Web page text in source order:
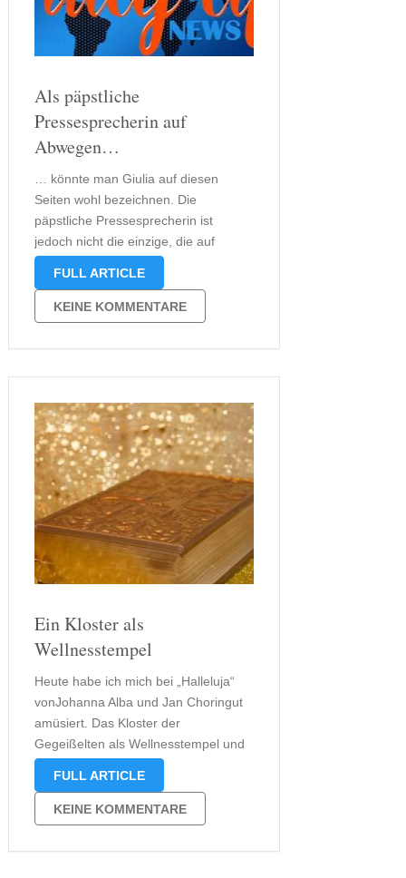
Als päpstliche
Pressesprecherin auf
Abwegen…
… könnte man Giulia auf diesen
Seiten wohl bezeichnen. Die
päpstliche Pressesprecherin ist
jedoch nicht die einzige, die auf
Abwegen zu sein scheint auch Papst
Francesco haben scheinbar
Probleme. Irgendwie erscheint es mir
auch so sein, dass Francesco mit sich
FULL ARTICLE
KEINE KOMMENTARE
Ein Kloster als
Wellnesstempel
Heute habe ich mich bei „Halleluja“
vonJohanna Alba und Jan Choringut
amüsiert. Das Kloster der
Gegeißelten als Wellnesstempel und
der Klostervorstand weiß von nichts.
einmal kommen. Wer rechnet schon
mit einem unterirdischen Wellness-
Tempel in einem Kloster, was nach
FULL ARTICLE
KEINE KOMMENTARE